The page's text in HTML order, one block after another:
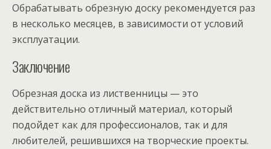
Обрабатывать обрезную доску рекомендуется раз
в несколько месяцев, в зависимости от условий
эксплуатации.
Заключение
Обрезная доска из лиственницы — это
действительно отличный материал, который
подойдет как для профессионалов, так и для
любителей, решившихся на творческие проекты.